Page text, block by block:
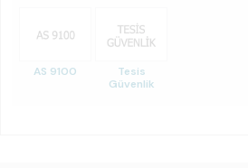
AS 9100
Tesis
Güvenlik